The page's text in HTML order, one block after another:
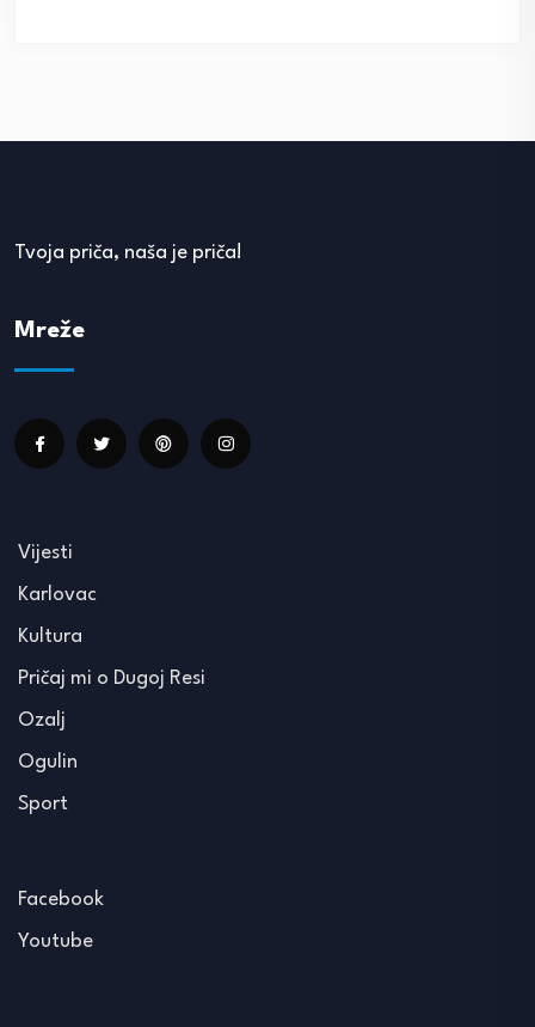
Tvoja priča, naša je priča!
Mreže
Vijesti
Karlovac
Kultura
Pričaj mi o Dugoj Resi
Ozalj
Ogulin
Sport
Facebook
Youtube